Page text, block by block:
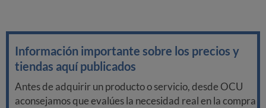
Información importante sobre los precios y
tiendas aquí publicados
Antes de adquirir un producto o servicio, desde OCU
aconsejamos que evalúes la necesidad real en la compra